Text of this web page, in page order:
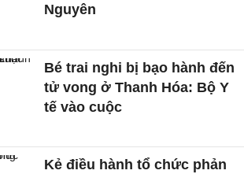
Nguyên
Bé trai nghi bị bạo hành đến
tử vong ở Thanh Hóa: Bộ Y
tế vào cuộc
Kẻ điều hành tổ chức phản